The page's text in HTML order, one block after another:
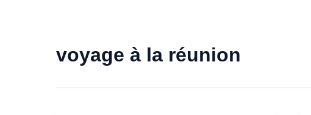
voyage à la réunion